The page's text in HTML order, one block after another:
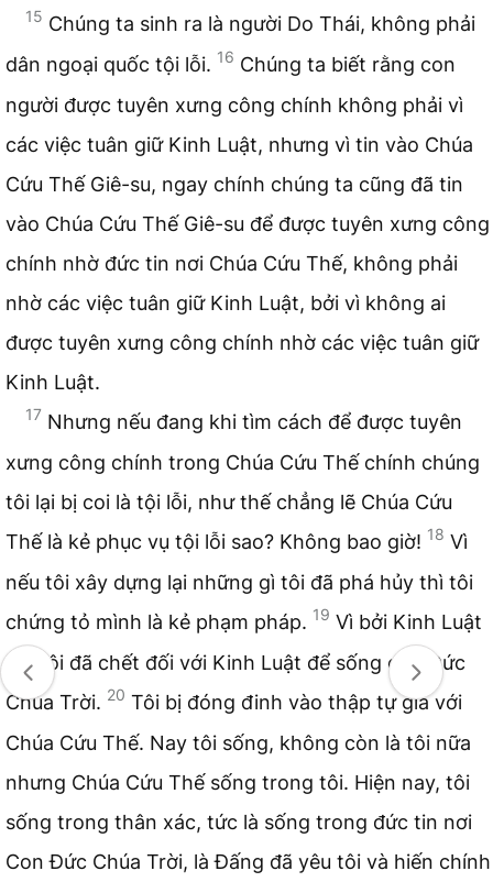
15 Chúng ta sinh ra là người Do Thái, không phải
dân ngoại quốc tội lỗi. 16 Chúng ta biết rằng con
người được tuyên xưng công chính không phải vì
các việc tuân giữ Kinh Luật, nhưng vì tin vào Chúa
Cứu Thế Giê-su, ngay chính chúng ta cũng đã tin
vào Chúa Cứu Thế Giê-su để được tuyên xưng công
chính nhờ đức tin nơi Chúa Cứu Thế, không phải
nhờ các việc tuân giữ Kinh Luật, bởi vì không ai
được tuyên xưng công chính nhờ các việc tuân giữ
Kinh Luật.
17 Nhưng nếu đang khi tìm cách để được tuyên
xưng công chính trong Chúa Cứu Thế chính chúng
tôi lại bị coi là tội lỗi, như thế chẳng lẽ Chúa Cứu
Thế là kẻ phục vụ tội lỗi sao? Không bao giờ! 18 Vì
nếu tôi xây dựng lại những gì tôi đã phá hủy thì tôi
chứng tỏ mình là kẻ phạm pháp. 19 Vì bởi Kinh Luật
mà tôi đã chết đối với Kinh Luật để sống cho Đức
Chúa Trời. 20 Tôi bị đóng đinh vào thập tự giá với
Chúa Cứu Thế. Nay tôi sống, không còn là tôi nữa
nhưng Chúa Cứu Thế sống trong tôi. Hiện nay, tôi
sống trong thân xác, tức là sống trong đức tin nơi
Con Đức Chúa Trời, là Đấng đã yêu tôi và hiến chính